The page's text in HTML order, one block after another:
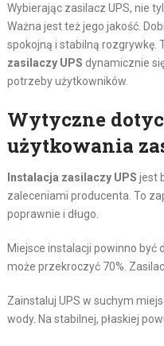
Wybierając zasilacz UPS, nie
Ważna jest też jego jakość.
spokojną i stabilną rozgrywkę.
zasilaczy UPS dynamicznie
potrzeby użytkowników.
Wytyczne
użytkowania
Instalacja zasilaczy UPS jest
zaleceniami producenta. To
poprawnie i długo.
Miejsce instalacji powinno być
może przekroczyć 70%.
Zainstaluj UPS w suchym
wody. Na stabilnej, płaskiej